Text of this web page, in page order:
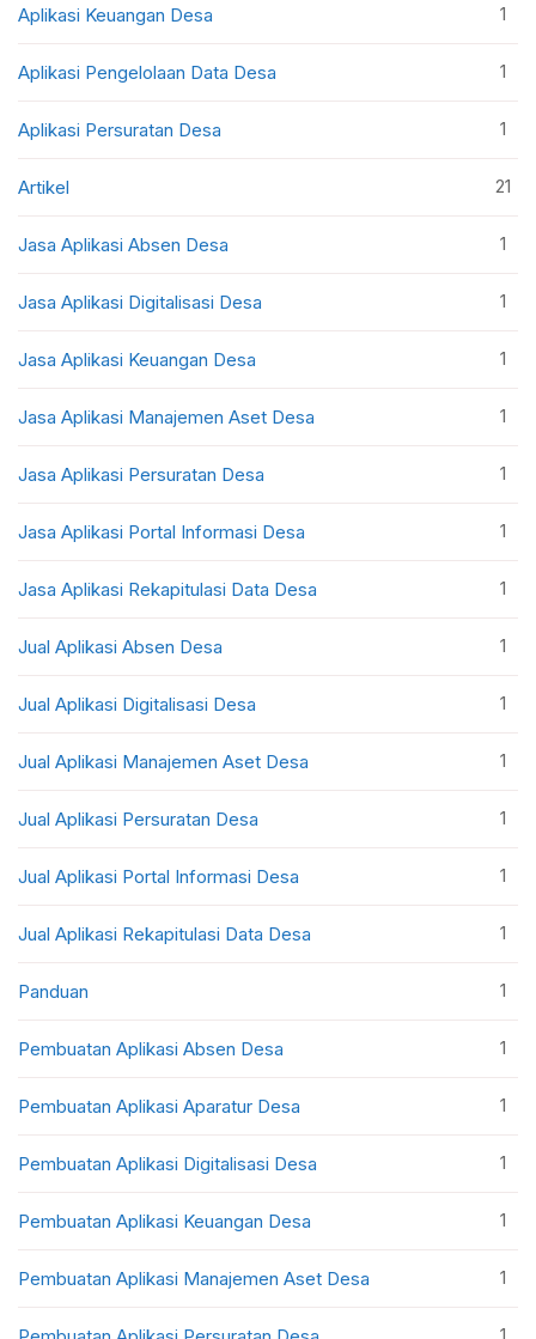
Aplikasi Keuangan Desa 1
Aplikasi Pengelolaan Data Desa 1
Aplikasi Persuratan Desa 1
Artikel 21
Jasa Aplikasi Absen Desa 1
Jasa Aplikasi Digitalisasi Desa 1
Jasa Aplikasi Keuangan Desa 1
Jasa Aplikasi Manajemen Aset Desa 1
Jasa Aplikasi Persuratan Desa 1
Jasa Aplikasi Portal Informasi Desa 1
Jasa Aplikasi Rekapitulasi Data Desa 1
Jual Aplikasi Absen Desa 1
Jual Aplikasi Digitalisasi Desa 1
Jual Aplikasi Manajemen Aset Desa 1
Jual Aplikasi Persuratan Desa 1
Jual Aplikasi Portal Informasi Desa 1
Jual Aplikasi Rekapitulasi Data Desa 1
Panduan 1
Pembuatan Aplikasi Absen Desa 1
Pembuatan Aplikasi Aparatur Desa 1
Pembuatan Aplikasi Digitalisasi Desa 1
Pembuatan Aplikasi Keuangan Desa 1
Pembuatan Aplikasi Manajemen Aset Desa 1